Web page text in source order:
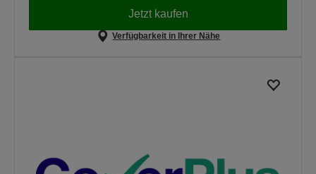
Jetzt kaufen
Verfügbarkeit in Ihrer Nähe